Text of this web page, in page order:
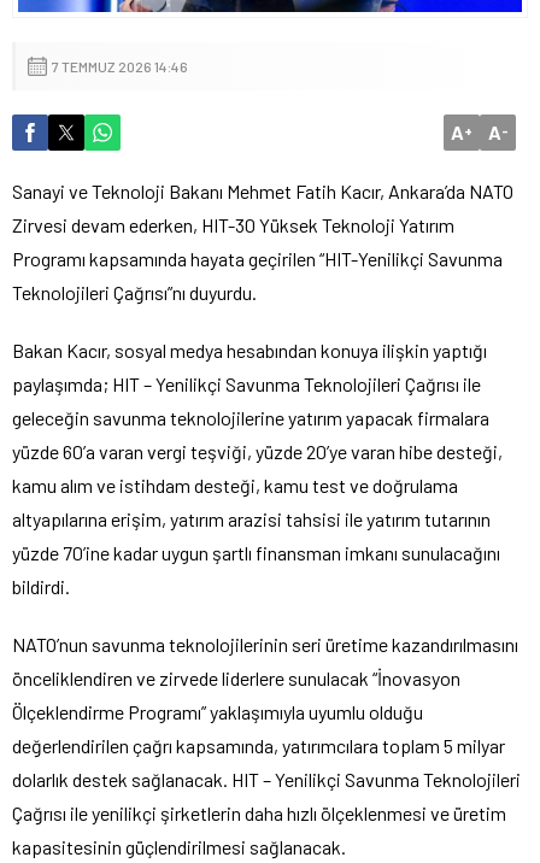
7 TEMMUZ 2026 14:46
A+ A-
Sanayi ve Teknoloji Bakanı Mehmet Fatih Kacır, Ankara’da NATO
Zirvesi devam ederken, HIT-30 Yüksek Teknoloji Yatırım
Programı kapsamında hayata geçirilen “HIT-Yenilikçi Savunma
Teknolojileri Çağrısı”nı duyurdu.
Bakan Kacır, sosyal medya hesabından konuya ilişkin yaptığı
paylaşımda; HIT – Yenilikçi Savunma Teknolojileri Çağrısı ile
geleceğin savunma teknolojilerine yatırım yapacak firmalara
yüzde 60’a varan vergi teşviği, yüzde 20’ye varan hibe desteği,
kamu alım ve istihdam desteği, kamu test ve doğrulama
altyapılarına erişim, yatırım arazisi tahsisi ile yatırım tutarının
yüzde 70’ine kadar uygun şartlı finansman imkanı sunulacağını
bildirdi.
NATO’nun savunma teknolojilerinin seri üretime kazandırılmasını
önceliklendiren ve zirvede liderlere sunulacak “İnovasyon
Ölçeklendirme Programı” yaklaşımıyla uyumlu olduğu
değerlendirilen çağrı kapsamında, yatırımcılara toplam 5 milyar
dolarlık destek sağlanacak. HIT – Yenilikçi Savunma Teknolojileri
Çağrısı ile yenilikçi şirketlerin daha hızlı ölçeklenmesi ve üretim
kapasitesinin güçlendirilmesi sağlanacak.